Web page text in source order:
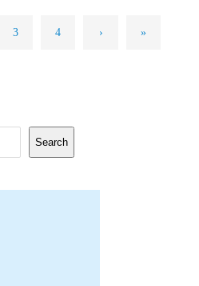
3 4 › »
Search